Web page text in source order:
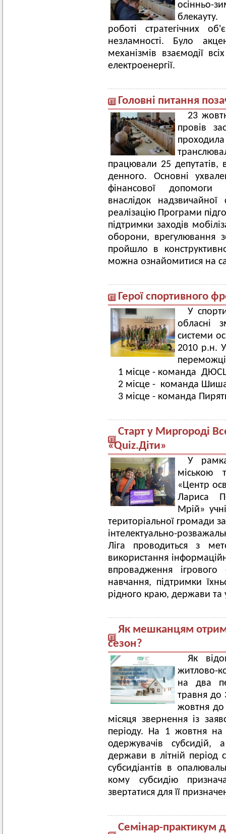
роботі стратегічних
незламності. Було
механізмів взаємодії
електроенергії.
Головні питання
23
провів
працювали 25 депутатів,
денного. Основні
фінансової допомоги
внаслідок надзвичайної
реалізацію Програми
підтримки заходів
оборони, врегулювання
пройшло в
можна ознайомитися на
Герої спортивного
У
обласні
системи
2010 р.н.
1 місце - команда
2 місце - команда
3 місце - команда
Старт у Миргороді
«Quiz.Діти»
У
міською
«Центр
Лариса
Мрій»
територіальної громади
інтелектуально-
Ліга проводиться з
використання
впровадження
навчання, підтримки
рідного краю, держави та
Як мешканцям
сезон?
Як
житлово-
на два
травня до
жовтня до
місяця звернення із
періоду. На 1 жовтня на
одержувачів
держави в літній період
субсидіантів в
кому субсидію
звертатися для її
Семінар-практикум